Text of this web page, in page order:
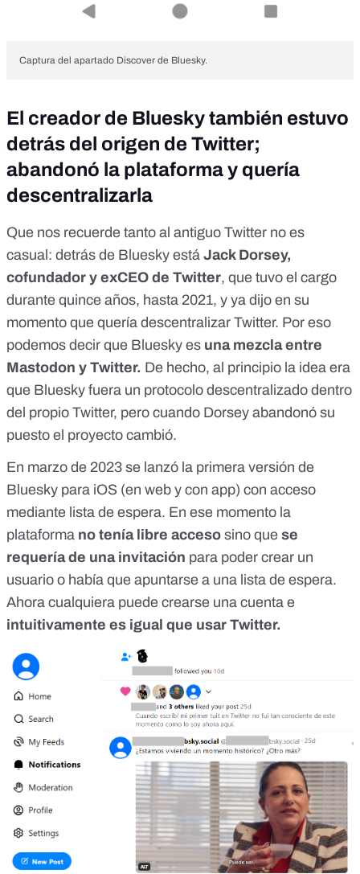
Captura del apartado Discover de Bluesky.
El creador de Bluesky también estuvo
detrás del origen de Twitter;
abandonó la plataforma y quería
descentralizarla
Que nos recuerde tanto al antiguo Twitter no es
casual: detrás de Bluesky está Jack Dorsey,
cofundador y exCEO de Twitter, que tuvo el cargo
durante quince años, hasta 2021, y ya dijo en su
momento que quería descentralizar Twitter. Por eso
podemos decir que Bluesky es una mezcla entre
Mastodon y Twitter. De hecho, al principio la idea era
que Bluesky fuera un protocolo descentralizado dentro
del propio Twitter, pero cuando Dorsey abandonó su
puesto el proyecto cambió.
En marzo de 2023 se lanzó la primera versión de
Bluesky para iOS (en web y con app) con acceso
mediante lista de espera. En ese momento la
plataforma no tenía libre acceso sino que se
requería de una invitación para poder crear un
usuario o había que apuntarse a una lista de espera.
Ahora cualquiera puede crearse una cuenta e
intuitivamente es igual que usar Twitter.